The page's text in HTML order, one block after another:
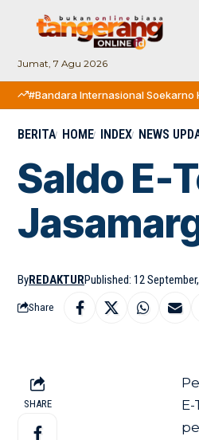
Jumat, 7 Agu 2026
#Bandara Internasional Soekarno
BERITA HOME INDEX NEWS
Saldo E-
ByREDAKTURPublished: 12
Share
SHARE